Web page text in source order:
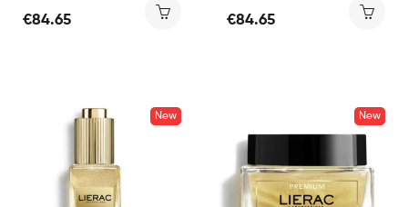
€84.65 €84.65
New New